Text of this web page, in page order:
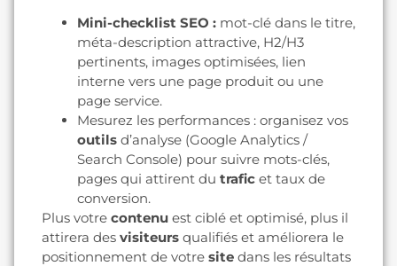
Mini-checklist SEO : mot-clé dans le titre,
méta-description attractive, H2/H3
pertinents, images optimisées, lien
interne vers une page produit ou une
page service.
Mesurez les performances : organisez vos
outils d’analyse (Google Analytics /
Search Console) pour suivre mots-clés,
pages qui attirent du trafic et taux de
conversion.
Plus votre contenu est ciblé et optimisé, plus il
attirera des visiteurs qualifiés et améliorera le
positionnement de votre site dans les résultats